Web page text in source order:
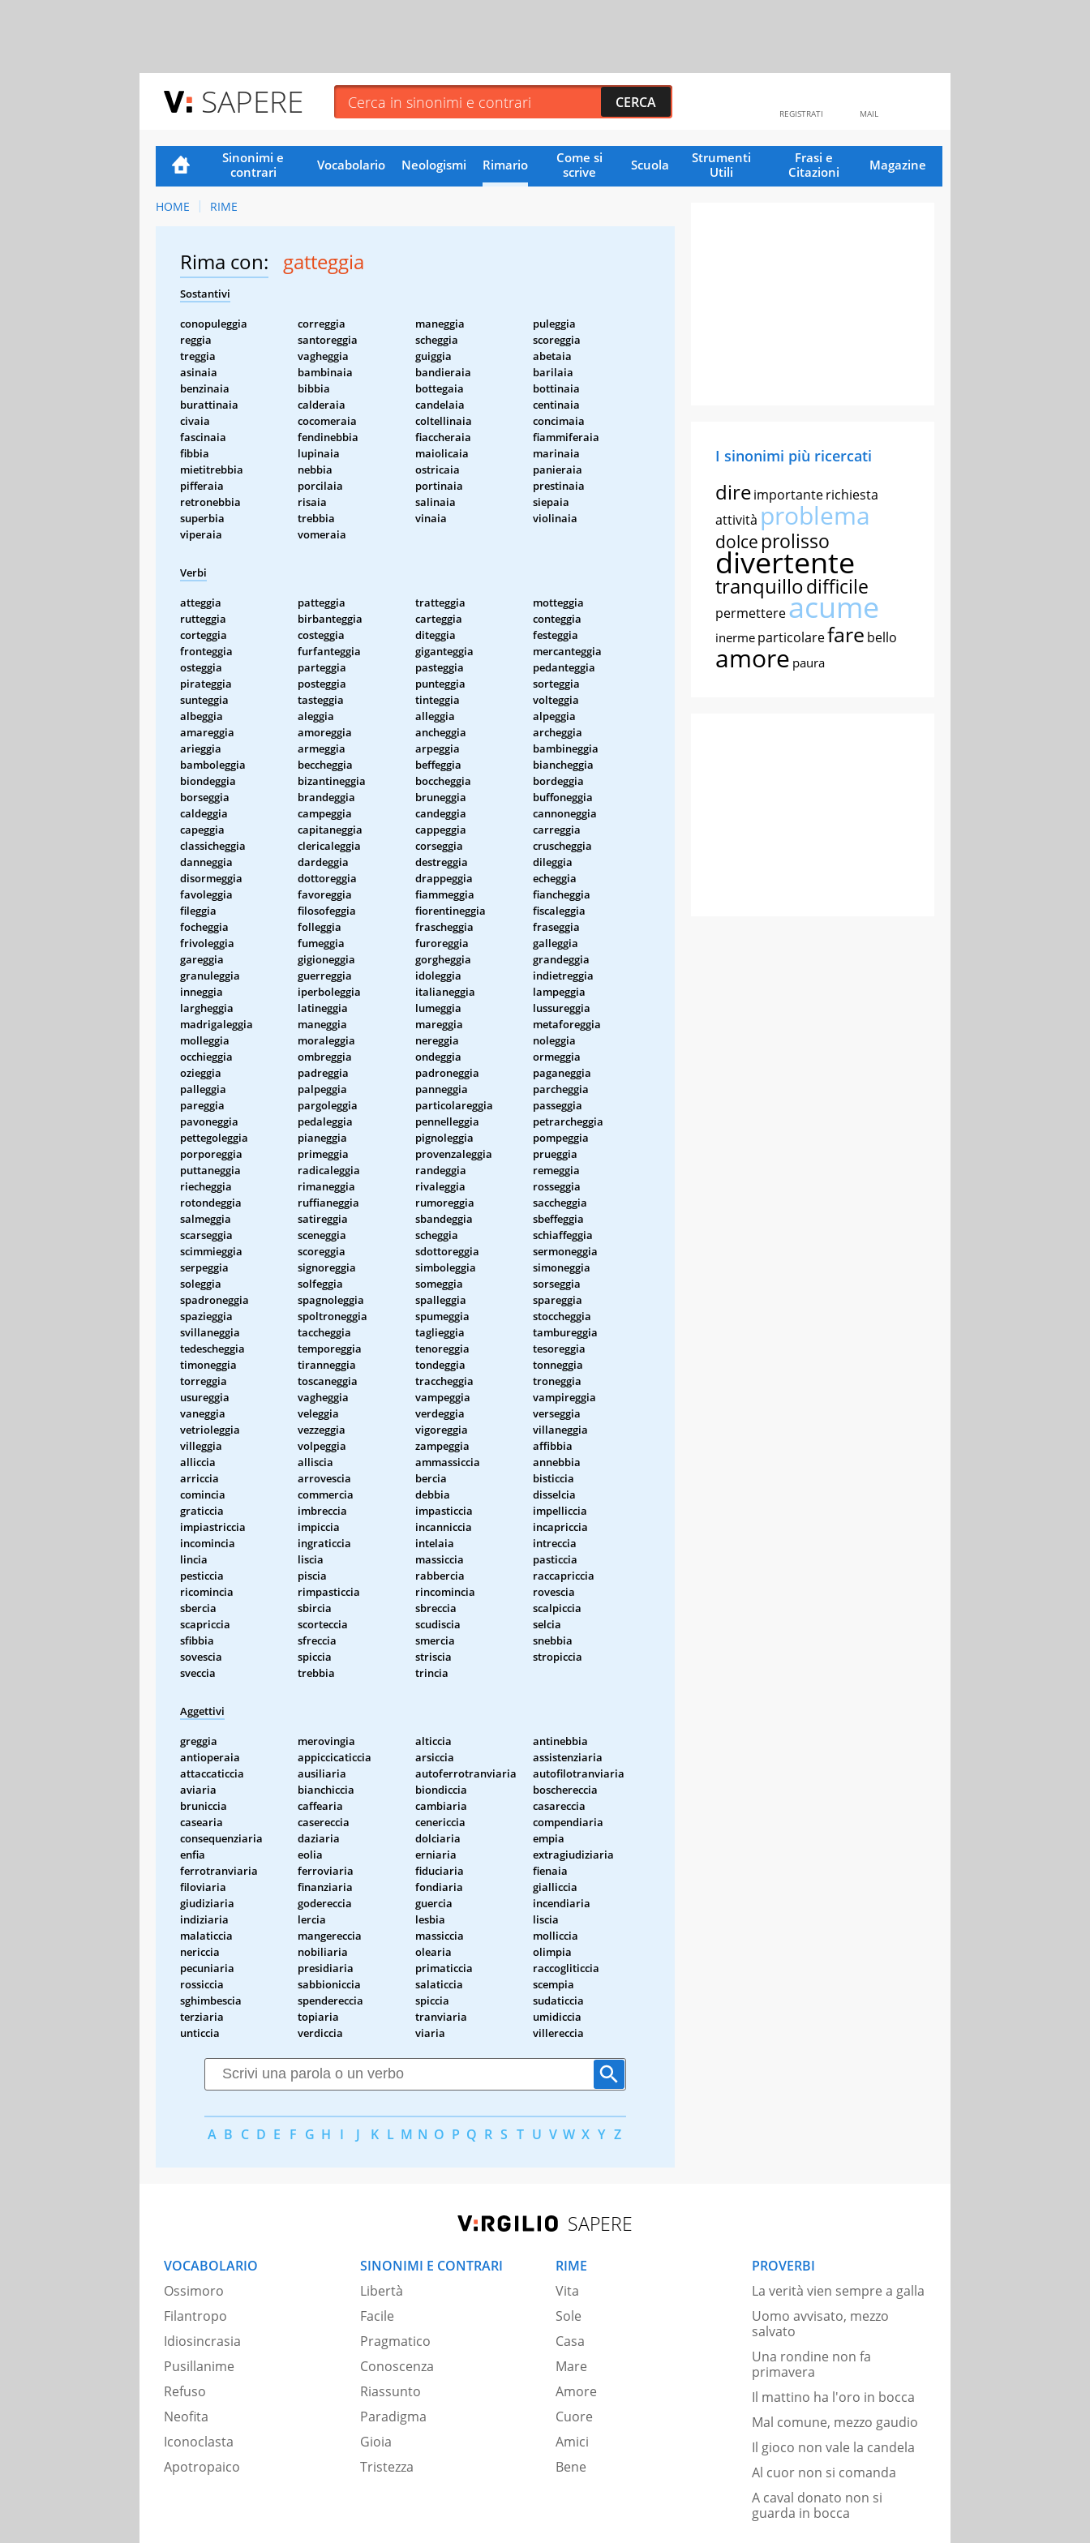
SAPERE MAIL
REGISTRATI
Sinonimi e
contrari
Vocabolario Neologismi Rimario
Come si
scrive
Scuola
Strumenti
Utili
Frasi e
Citazioni
Magazine
HOME RIME
Rima con: gatteggia
Sostantivi
conopuleggia correggia maneggia
puleggia
reggia
santoreggia scheggia
scoreggia
treggia
vagheggia guiggia
abetaia
asinaia
bambinaia bandieraia
barilaia
benzinaia
bibbia bottegaia
bottinaia
burattinaia
calderaia candelaia
centinaia
civaia
cocomeraia coltellinaia
concimaia
fascinaia
fendinebbia fiaccheraia
fiammiferaia
fibbia
lupinaia maiolicaia
marinaia
mietitrebbia
nebbia ostricaia
panieraia
pifferaia
porcilaia portinaia
prestinaia
retronebbia
risaia salinaia
siepaia
superbia
trebbia vinaia
violinaia
viperaia
vomeraia
Verbi
atteggia patteggia tratteggia
motteggia
rutteggia
birbanteggia carteggia
conteggia
corteggia
costeggia diteggia
festeggia
fronteggia
furfanteggia giganteggia
mercanteggia
osteggia
parteggia pasteggia
pedanteggia
pirateggia
posteggia punteggia
sorteggia
sunteggia
tasteggia tinteggia
volteggia
albeggia
aleggia alleggia
alpeggia
amareggia
amoreggia ancheggia
archeggia
arieggia
armeggia arpeggia
bambineggia
bamboleggia
beccheggia beffeggia
biancheggia
biondeggia
bizantineggia boccheggia
bordeggia
borseggia
brandeggia bruneggia
buffoneggia
caldeggia
campeggia candeggia
cannoneggia
capeggia
capitaneggia cappeggia
carreggia
classicheggia
clericaleggia corseggia
cruscheggia
danneggia
dardeggia destreggia
dileggia
disormeggia
dottoreggia drappeggia
echeggia
favoleggia
favoreggia fiammeggia
fiancheggia
fileggia
filosofeggia fiorentineggia
fiscaleggia
focheggia
folleggia frascheggia
fraseggia
frivoleggia
fumeggia furoreggia
galleggia
gareggia
gigioneggia gorgheggia
grandeggia
granuleggia
guerreggia idoleggia
indietreggia
inneggia
iperboleggia italianeggia
lampeggia
largheggia
latineggia lumeggia
lussureggia
madrigaleggia
maneggia mareggia
metaforeggia
molleggia
moraleggia nereggia
noleggia
occhieggia
ombreggia ondeggia
ormeggia
ozieggia
padreggia padroneggia
paganeggia
palleggia
palpeggia panneggia
parcheggia
pareggia
pargoleggia particolareggia
passeggia
pavoneggia
pedaleggia pennelleggia
petrarcheggia
pettegoleggia
pianeggia pignoleggia
pompeggia
porporeggia
primeggia provenzaleggia
prueggia
puttaneggia
radicaleggia randeggia
remeggia
riecheggia
rimaneggia rivaleggia
rosseggia
rotondeggia
ruffianeggia rumoreggia
saccheggia
salmeggia
satireggia sbandeggia
sbeffeggia
scarseggia
sceneggia scheggia
schiaffeggia
scimmieggia
scoreggia sdottoreggia
sermoneggia
serpeggia
signoreggia simboleggia
simoneggia
soleggia
solfeggia someggia
sorseggia
spadroneggia
spagnoleggia spalleggia
spareggia
spazieggia
spoltroneggia spumeggia
stoccheggia
svillaneggia
taccheggia taglieggia
tambureggia
tedescheggia
temporeggia tenoreggia
tesoreggia
timoneggia
tiranneggia tondeggia
tonneggia
torreggia
toscaneggia traccheggia
troneggia
usureggia
vagheggia vampeggia
vampireggia
vaneggia
veleggia verdeggia
verseggia
vetrioleggia
vezzeggia vigoreggia
villaneggia
villeggia
volpeggia zampeggia
affibbia
alliccia
alliscia ammassiccia
annebbia
arriccia
arrovescia bercia
bisticcia
comincia
commercia debbia
disselcia
graticcia
imbreccia impasticcia
impelliccia
impiastriccia
impiccia incanniccia
incapriccia
incomincia
ingraticcia intelaia
intreccia
lincia
liscia massiccia
pasticcia
pesticcia
piscia rabbercia
raccapriccia
ricomincia
rimpasticcia rincomincia
rovescia
sbercia
sbircia sbreccia
scalpiccia
scapriccia
scorteccia scudiscia
selcia
sfibbia
sfreccia smercia
snebbia
sovescia
spiccia striscia
stropiccia
sveccia
trebbia trincia
Aggettivi
greggia merovingia alticcia
antinebbia
antioperaia
appiccicaticcia arsiccia
assistenziaria
attaccaticcia
ausiliaria autoferrotranviaria
autofilotranviaria
aviaria
bianchiccia biondiccia
boschereccia
bruniccia
caffearia cambiaria
casareccia
casearia
casereccia cenericcia
compendiaria
consequenziaria
daziaria dolciaria
empia
enfia
eolia erniaria
extragiudiziaria
ferrotranviaria
ferroviaria fiduciaria
fienaia
filoviaria
finanziaria fondiaria
gialliccia
giudiziaria
godereccia guercia
incendiaria
indiziaria
lercia lesbia
liscia
malaticcia
mangereccia massiccia
molliccia
nericcia
nobiliaria olearia
olimpia
pecuniaria
presidiaria primaticcia
raccogliticcia
rossiccia
sabbioniccia salaticcia
scempia
sghimbescia
spendereccia spiccia
sudaticcia
terziaria
topiaria tranviaria
umidiccia
unticcia
verdiccia viaria villereccia
A B C D E F G H I J K L M N O P Q R S T U V W X Y Z
I sinonimi più ricercati
direimportanterichiesta
attività problema
dolce prolisso
divertente
tranquillodifficile
permettereacume
inerme particolarefare bello
amore paura
SAPERE
VOCABOLARIO
Ossimoro
Filantropo
Idiosincrasia
Pusillanime
Refuso
Neofita
Iconoclasta
Apotropaico
SINONIMI E CONTRARI
Libertà
Facile
Pragmatico
Conoscenza
Riassunto
Paradigma
Gioia
Tristezza
RIME
Vita
Sole
Casa
Mare
Amore
Cuore
Amici
Bene
PROVERBI
La verità vien sempre a galla
Uomo avvisato, mezzo
salvato
Una rondine non fa
primavera
Il mattino ha l'oro in bocca
Mal comune, mezzo gaudio
Il gioco non vale la candela
Al cuor non si comanda
A caval donato non si
guarda in bocca